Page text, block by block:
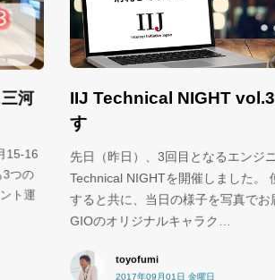
IIJ Technical NIGHT vol.3 資
先日（昨日）、3回目となるエンジニア
Technical NIGHTを開催しました。 使用
すると共に、当日の様子を写真でお届け
GIOのオリジナルキャラク…
toyofumi
2017年09月01日 金曜日